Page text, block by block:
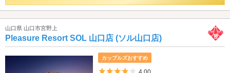
山口県 山口市宮野上
Pleasure Resort SOL 山口店 (ソル山口店)
カップルズおすすめ